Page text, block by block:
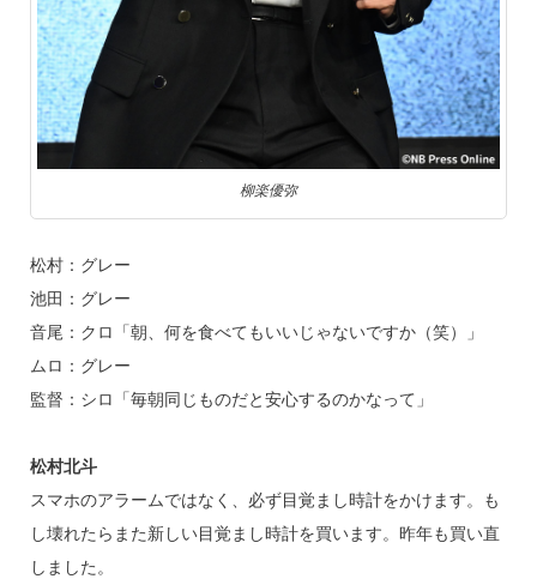
柳楽優弥
松村：グレー
池田：グレー
音尾：クロ「朝、何を食べてもいいじゃないですか（笑）」
ムロ：グレー
監督：シロ「毎朝同じものだと安心するのかなって」
松村北斗
スマホのアラームではなく、必ず目覚まし時計をかけます。も
し壊れたらまた新しい目覚まし時計を買います。昨年も買い直
しました。